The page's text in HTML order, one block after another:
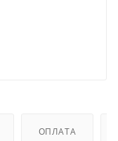
ОПЛАТА